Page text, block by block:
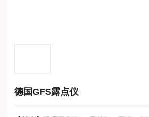
德国GFS露点仪